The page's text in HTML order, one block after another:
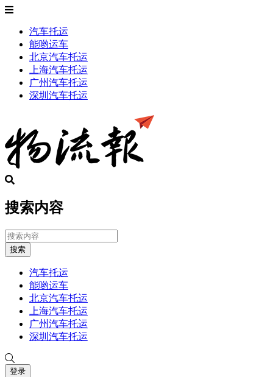
汽车托运
能哟运车
北京汽车托运
上海汽车托运
广州汽车托运
深圳汽车托运
搜索内容
搜索
汽车托运
能哟运车
北京汽车托运
上海汽车托运
广州汽车托运
深圳汽车托运
登录